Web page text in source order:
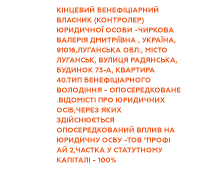
КІНЦЕВИЙ БЕНЕФІЦІАРНИЙ
ВЛАСНИК (КОНТРОЛЕР)
ЮРИДИЧНОЇ ОСОБИ -ЧИРКОВА
ВАЛЕРІЯ ДМИТРІЇВНА , УКРАЇНА,
91016,ЛУГАНСЬКА ОБЛ., МІСТО
ЛУГАНСЬК, ВУЛИЦЯ РАДЯНСЬКА,
БУДИНОК 73-А, КВАРТИРА
40.ТИП БЕНЕФІЦІАРНОГО
ВОЛОДІННЯ - ОПОСЕРЕДКОВАНЕ
.ВІДОМІСТІ ПРО ЮРИДИЧНИХ
ОСІБ,ЧЕРЕЗ ЯКИХ
ЗДІЙСНЮЄТЬСЯ
ОПОСЕРЕДКОВАНИЙ ВПЛИВ НА
ЮРИДИЧНУ ОСБУ -ТОВ "ПРОФІ
АЙ 2,ЧАСТКА У СТАТУТНОМУ
КАПІТАЛІ - 100%